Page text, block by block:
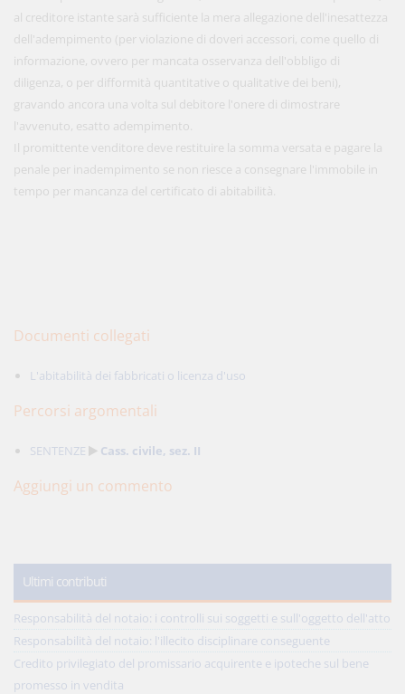
al creditore istante sarà sufficiente la mera allegazione dell'inesattezza
dell'adempimento (per violazione di doveri accessori, come quello di
informazione, ovvero per mancata osservanza dell'obbligo di
diligenza, o per difformità quantitative o qualitative dei beni),
gravando ancora una volta sul debitore l'onere di dimostrare
l'avvenuto, esatto adempimento.
Il promittente venditore deve restituire la somma versata e pagare la
penale per inadempimento se non riesce a consegnare l'immobile in
tempo per mancanza del certificato di abitabilità.
Documenti collegati
L'abitabilità dei fabbricati o licenza d'uso
Percorsi argomentali
SENTENZE Cass. civile, sez. II
Aggiungi un commento
Ultimi contributi
Responsabilità del notaio: i controlli sui soggetti e sull'oggetto dell'atto
Responsabilità del notaio: l'illecito disciplinare conseguente
Credito privilegiato del promissario acquirente e ipoteche sul bene
promesso in vendita